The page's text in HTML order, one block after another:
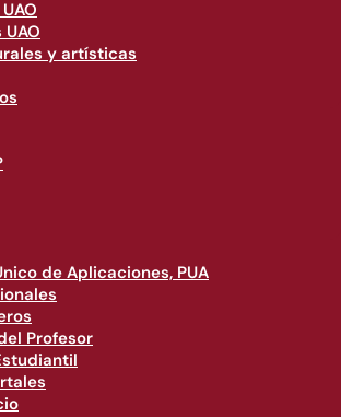
y artísticas
de Aplicaciones, PUA
Profesor